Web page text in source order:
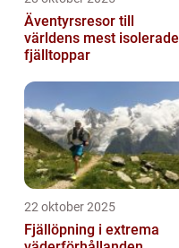
Äventyrsresor till
världens mest isolerade
fjälltoppar
22 oktober 2025
Fjällöpning i extrema